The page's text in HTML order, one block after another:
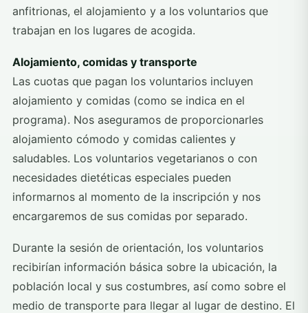
anfitrionas, el alojamiento y a los voluntarios que
trabajan en los lugares de acogida.
Alojamiento, comidas y transporte
Las cuotas que pagan los voluntarios incluyen
alojamiento y comidas (como se indica en el
programa). Nos aseguramos de proporcionarles
alojamiento cómodo y comidas calientes y
saludables. Los voluntarios vegetarianos o con
necesidades dietéticas especiales pueden
informarnos al momento de la inscripción y nos
encargaremos de sus comidas por separado.
Durante la sesión de orientación, los voluntarios
recibirían información básica sobre la ubicación, la
población local y sus costumbres, así como sobre el
medio de transporte para llegar al lugar de destino. El